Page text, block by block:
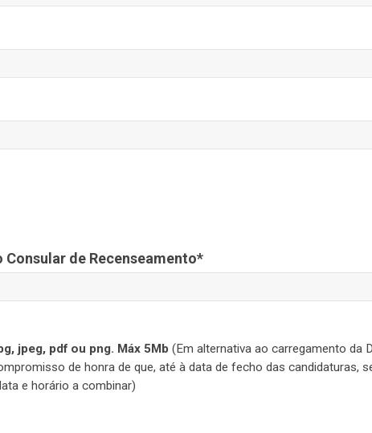
de Recenseamento*
jpeg, pdf ou png. Máx 5Mb (Em alternativa ao carregamento da
de honra de que, até à data de fecho das candidaturas,
e horário a combinar)